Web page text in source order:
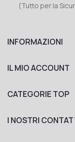
(Tutto per la
INFORMAZIONI
IL MIO ACCOUNT
CATEGORIE TOP
I NOSTRI